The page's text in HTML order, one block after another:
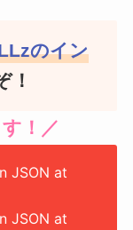
のイン
！
！／
JSON at
JSON at